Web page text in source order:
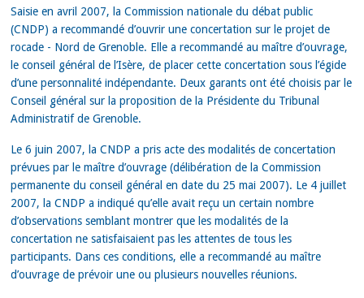
Saisie en avril 2007, la Commission nationale du débat public
(CNDP) a recommandé d’ouvrir une concertation sur le projet de
rocade - Nord de Grenoble. Elle a recommandé au maître d’ouvrage,
le conseil général de l’Isère, de placer cette concertation sous l’égide
d’une personnalité indépendante. Deux garants ont été choisis par le
Conseil général sur la proposition de la Présidente du Tribunal
Administratif de Grenoble.
Le 6 juin 2007, la CNDP a pris acte des modalités de concertation
prévues par le maître d’ouvrage (délibération de la Commission
permanente du conseil général en date du 25 mai 2007). Le 4 juillet
2007, la CNDP a indiqué qu’elle avait reçu un certain nombre
d’observations semblant montrer que les modalités de la
concertation ne satisfaisaient pas les attentes de tous les
participants. Dans ces conditions, elle a recommandé au maître
d’ouvrage de prévoir une ou plusieurs nouvelles réunions.